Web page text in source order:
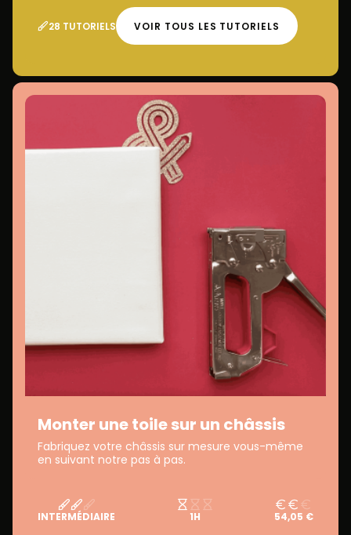
28 TUTORIELS VOIR TOUS LES TUTORIELS
Monter une toile sur un châssis
Fabriquez votre châssis sur mesure vous-même
en suivant notre pas à pas.
INTERMÉDIAIRE 1H 54,05 €